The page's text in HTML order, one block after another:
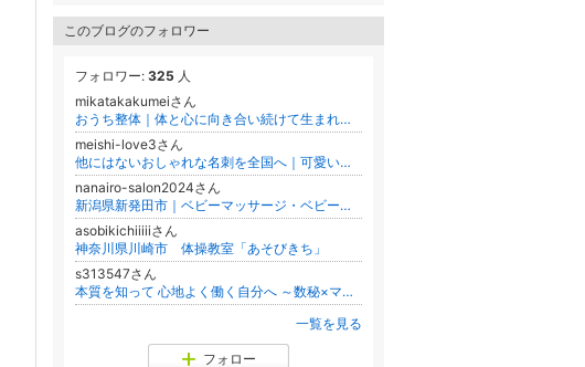
このブログのフォロワー
フォロワー: 325 人
mikatakakumeiさん
おうち整体｜体と心に向き合い続けて生まれた物語 〜日本おうち整体協会代表・まーくの記録〜
meishi-love3さん
他にはないおしゃれな名刺を全国へ｜可愛い・かっこいいデザイン名刺専門店
nanairo-salon2024さん
新潟県新発田市｜ベビーマッサージ・ベビースキンケア教室＆講師育成｜高橋ななえ
asobikichiiiiiさん
神奈川県川崎市 体操教室「あそびきち」
s313547さん
本質を知って 心地よく働く自分へ ～数秘×マヤ暦×内観で “わたし” を取り戻す ひだまりコーチング～
一覧を見る
フォロー